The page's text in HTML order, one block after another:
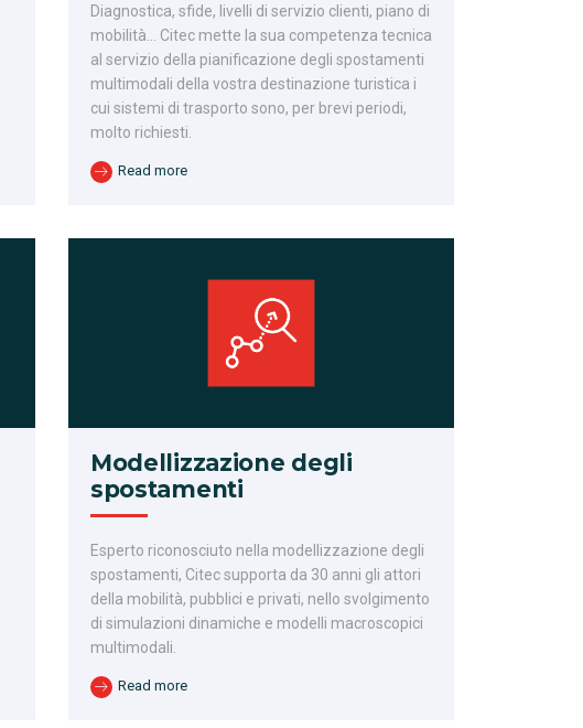
Diagnostica, sfide, livelli di servizio clienti, piano di
mobilità… Citec mette la sua competenza tecnica
al servizio della pianificazione degli spostamenti
multimodali della vostra destinazione turistica i
cui sistemi di trasporto sono, per brevi periodi,
molto richiesti.
Read more
Modellizzazione degli
spostamenti
Esperto riconosciuto nella modellizzazione degli
spostamenti, Citec supporta da 30 anni gli attori
della mobilità, pubblici e privati, nello svolgimento
di simulazioni dinamiche e modelli macroscopici
multimodali.
Read more